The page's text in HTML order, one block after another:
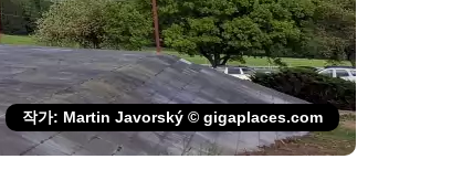
작가: Martin Javorský © gigaplaces.com